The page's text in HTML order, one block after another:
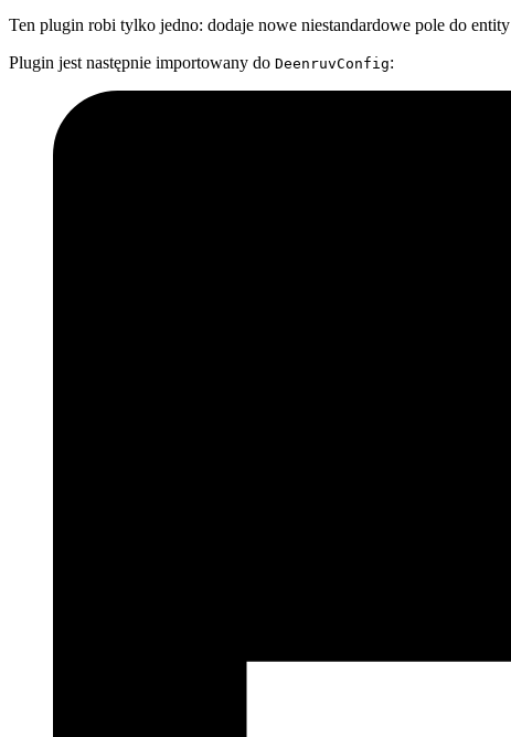
Ten plugin robi tylko jedno: dodaje nowe niestandardowe pole do entity
Plugin jest następnie importowany do DeenruvConfig: